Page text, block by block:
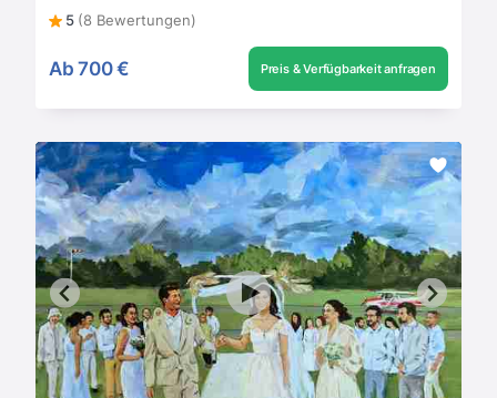
5 (8 Bewertungen)
Ab 700 € Preis & Verfügbarkeit anfragen